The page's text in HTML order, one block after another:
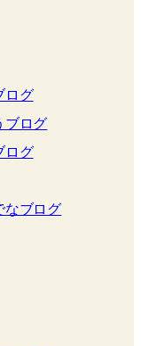
ログ
ブログ
ログ
なブログ